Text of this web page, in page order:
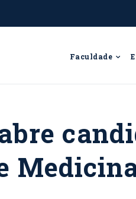
Faculdade